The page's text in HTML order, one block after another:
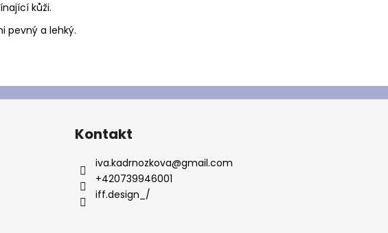
kůži.
pevný a lehký.
Kontakt
iva.kadrnozkova@gmail.com
+420739946001
iff.design_/